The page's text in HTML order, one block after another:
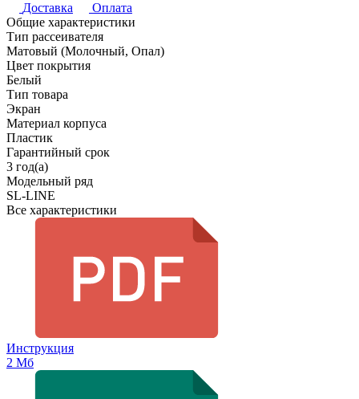
Доставка
Оплата
Общие характеристики
Тип рассеивателя
Матовый (Молочный, Опал)
Цвет покрытия
Белый
Тип товара
Экран
Материал корпуса
Пластик
Гарантийный срок
3 год(а)
Модельный ряд
SL-LINE
Все характеристики
Инструкция
2 Мб